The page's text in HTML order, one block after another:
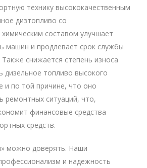
технику высококачественным
дизтопливо со
составом улучшает
машин и продлевает срок службы
снижается степень износа
дизельное топливо высокого
и по той причине, что оно
ремонтных ситуаций, что,
финансовые средства
средств.
можно доверять. Наши
и надежность